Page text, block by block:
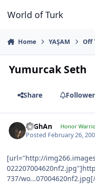
World of Turk
Home YAŞAM Off
Yumurcak Seth
Share
TuGhAn Honor
Posted February 26,
[url="http://
737/